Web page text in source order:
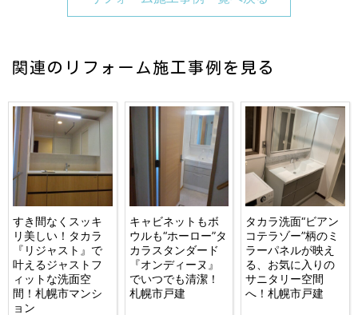
関連のリフォーム施工事例を見る
すき間なくスッキ
リ美しい！タカラ
『リジャスト』で
叶えるジャストフ
ィットな洗面空
間！札幌市マンシ
ョン
キャビネットもボ
ウルも“ホーロー”タ
カラスタンダード
『オンディーヌ』
でいつでも清潔！
札幌市戸建
タカラ洗面“ビアン
コテラゾー”柄のミ
ラーパネルが映え
る、お気に入りの
サニタリー空間
へ！札幌市戸建